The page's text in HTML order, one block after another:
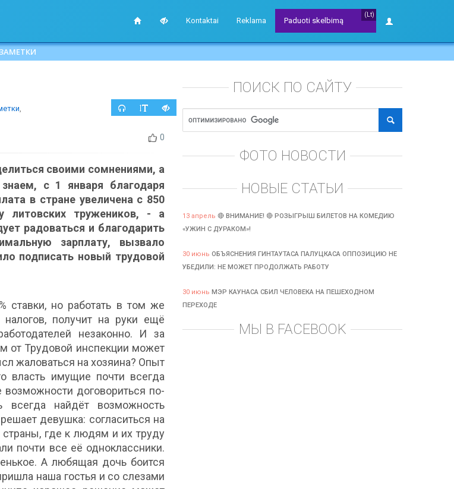
Kontaktai Reklama
(Lt)
Paduoti skelbimą
,
0
своими сомнениями, а
с 1 января благодаря
в стране увеличена с 850
литовских тружеников, - а
радоваться и благодарить
зарплату, вызвало
подписать новый трудовой
ставки, но работать в том же
получит на руки ещё
незаконно. И за
от Трудовой инспекции может
жаловаться на хозяина? Опыт
власть имущие почти всегда
договориться по-
найдёт возможность
девушка: согласиться на
страны, где к людям и их труду
почти все её одноклассники.
А любящая дочь боится
наша гостья и со слезами
ПОИСК ПО САЙТУ
ФОТО НОВОСТИ
НОВЫЕ СТАТЬИ
13 апрель 🔴 ВНИМАНИЕ! 🔴 РОЗЫГРЫШ БИЛЕТОВ НА КОМЕДИЮ
«УЖИН С ДУРАКОМ»!
30 июнь ОБЪЯСНЕНИЯ ГИНТАУТАСА ПАЛУЦКАСА ОППОЗИЦИЮ НЕ
УБЕДИЛИ: НЕ МОЖЕТ ПРОДОЛЖАТЬ РАБОТУ
30 июнь МЭР КАУНАСА СБИЛ ЧЕЛОВЕКА НА ПЕШЕХОДНОМ
ПЕРЕХОДЕ
МЫ В FACEBOOK